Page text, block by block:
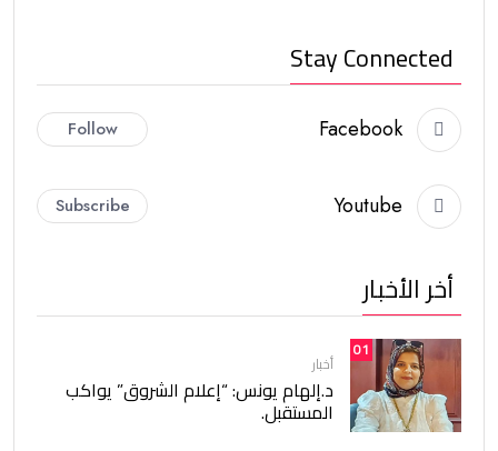
Stay Connected
Facebook
Follow
Youtube
Subscribe
أخر الأخبار
01
أخبار
د.إلهام يونس: “إعلام الشروق” يواكب
المستقبل.